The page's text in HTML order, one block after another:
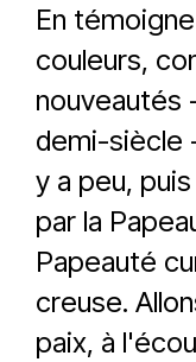
En
couleurs,
nouveautés
demi-siècle
y a peu,
par la
Papeauté
creuse.
paix, à